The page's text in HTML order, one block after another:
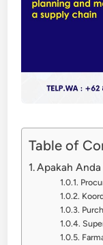
Table of
Apakah Anda